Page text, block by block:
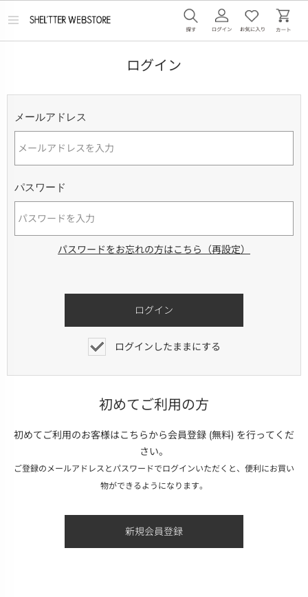
メ
ログイン
メールアドレス
パスワード
パスワードをお忘れの方はこちら（再設定）
ログインしたままにする
初めてご利用の方
初めてご利用のお客様はこちらから会員登録 (無料) を行ってくだ
さい。
ご登録のメールアドレスとパスワードでログインいただくと、便利にお買い
物ができるようになります。